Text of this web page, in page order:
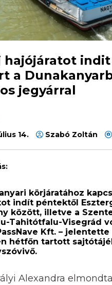
hajójáratot indit
a
jegyárral
14.
Szabó Zoltán
körjáratához
indít péntektől
között, illetve a
Tahitótfalu-Visegrád
Kft. –
hétfőn tartott
Alexandra